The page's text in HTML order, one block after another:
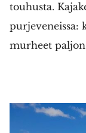
touhusta.
purjeveneissa:
murheet